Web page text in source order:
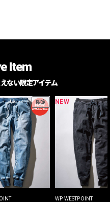
Item
ない限定アイテム
限定 NEW
WP WESTPOINT